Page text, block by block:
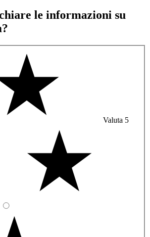
le informazioni su
Valuta 5